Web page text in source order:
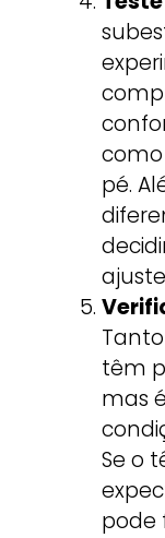
pé.
têm
mas
Se o
pode